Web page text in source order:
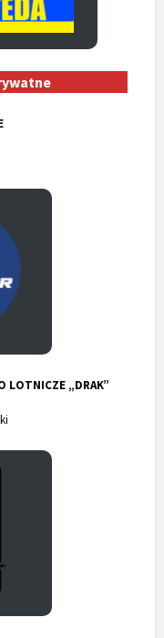
LOTNICZE „DRAK”